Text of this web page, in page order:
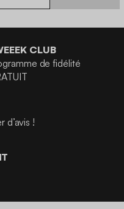
CLUB
de fidélité
d’avis !